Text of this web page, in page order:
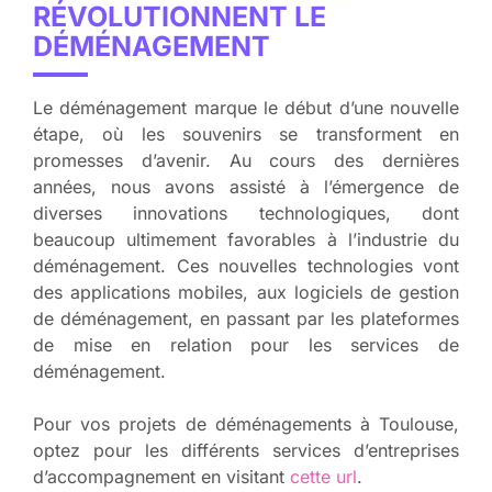
RÉVOLUTIONNENT LE
DÉMÉNAGEMENT
Le déménagement marque le début d’une nouvelle
étape, où les souvenirs se transforment en
promesses d’avenir. Au cours des dernières
années, nous avons assisté à l’émergence de
diverses innovations technologiques, dont
beaucoup ultimement favorables à l’industrie du
déménagement. Ces nouvelles technologies vont
des applications mobiles, aux logiciels de gestion
de déménagement, en passant par les plateformes
de mise en relation pour les services de
déménagement.
Pour vos projets de déménagements à Toulouse,
optez pour les différents services d’entreprises
d’accompagnement en visitant cette url.